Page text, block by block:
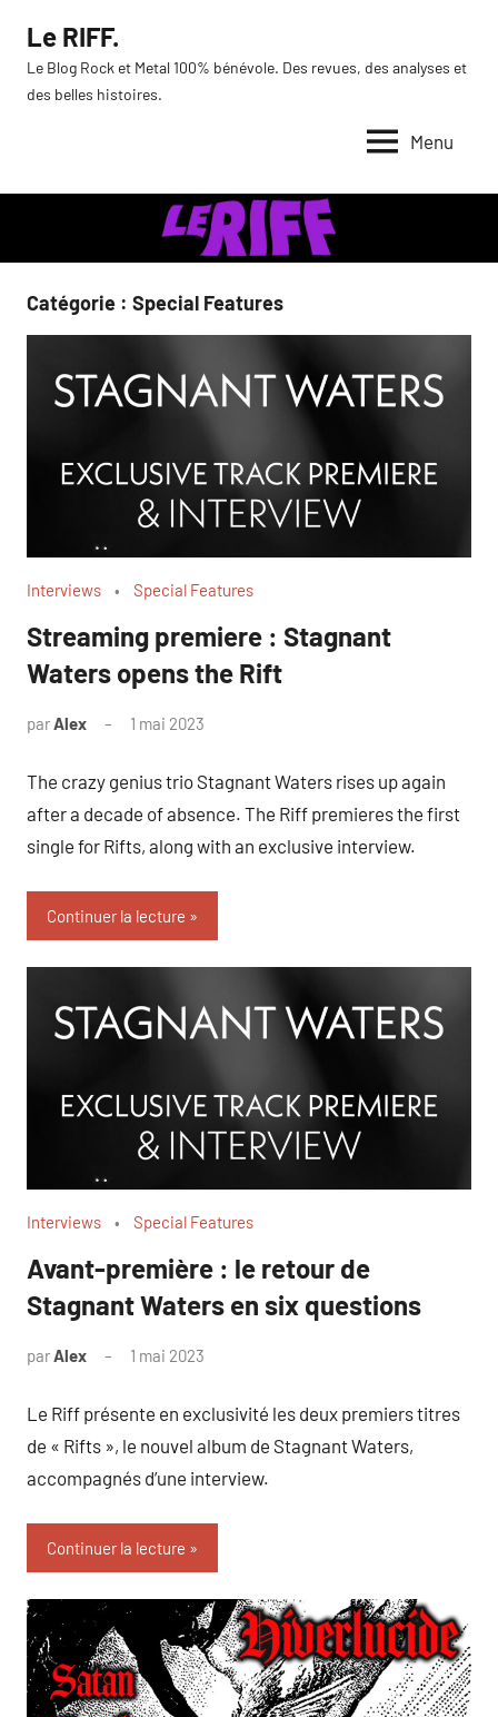
contenu
Le RIFF.
Le Blog Rock et Metal 100% bénévole. Des revues, des analyses et
des belles histoires.
Menu
Catégorie : Special Features
Interviews Special Features
Streaming premiere : Stagnant
Waters opens the Rift
parAlex 1 mai 2023
The crazy genius trio Stagnant Waters rises up again
after a decade of absence. The Riff premieres the first
single for Rifts, along with an exclusive interview.
Continuer la lecture
Interviews Special Features
Avant-première : le retour de
Stagnant Waters en six questions
parAlex 1 mai 2023
Le Riff présente en exclusivité les deux premiers titres
de « Rifts », le nouvel album de Stagnant Waters,
accompagnés d’une interview.
Continuer la lecture